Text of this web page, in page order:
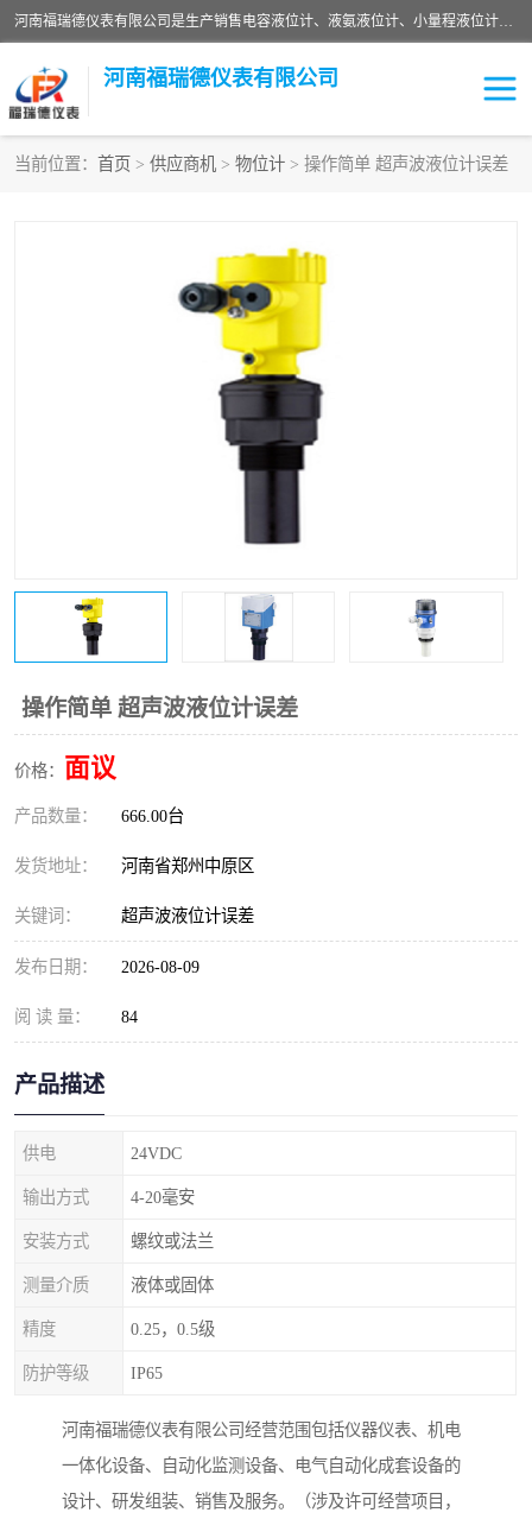
河南福瑞德仪表有限公司是生产销售电容液位计、液氨液位计、小量程液位计定制、智能锅炉水位计、液氮液位计等；并在产品开发、研制的过程中，吸取国内外仪器仪表的技术精华，建立了一支高、精、尖的科研开发队伍，使产品性能不断升级。
河南福瑞德仪表有限公司
当前位置： 首页 > 供应商机 > 物位计 > 操作简单 超声波液位计误差
操作简单 超声波液位计误差
价格： 面议
产品数量： 666.00台
发货地址： 河南省郑州中原区
关键词： 超声波液位计误差
发布日期： 2026-08-09
阅 读 量： 84
产品描述
供电 24VDC
输出方式 4-20毫安
安装方式 螺纹或法兰
测量介质 液体或固体
精度 0.25，0.5级
防护等级 IP65
河南福瑞德仪表有限公司经营范围包括仪器仪表、机电
一体化设备、自动化监测设备、电气自动化成套设备的
设计、研发组装、销售及服务。（涉及许可经营项目，
流量传感器
液位计传感器定制
物位计
智能锅炉水位计